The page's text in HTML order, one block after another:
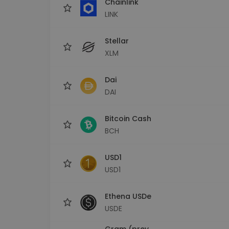
LINK
Stellar
XLM
Dai
DAI
Bitcoin Cash
BCH
USD1
USD1
Ethena USDe
USDE